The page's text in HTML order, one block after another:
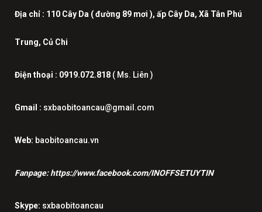
Địa chỉ : 110 Cây Da ( đường 89 mơi ), ấp Cây Da, Xã Tân Phú
Trung, Củ Chi
Điện thoại : 0919.072.818 ( Ms. Liên )
Gmail : sxbaobitoancau@gmail.com
Web: baobitoancau.vn
Fanpage:https://www.facebook.com/INOFFSETUYTIN
Skype: sxbaobitoancau